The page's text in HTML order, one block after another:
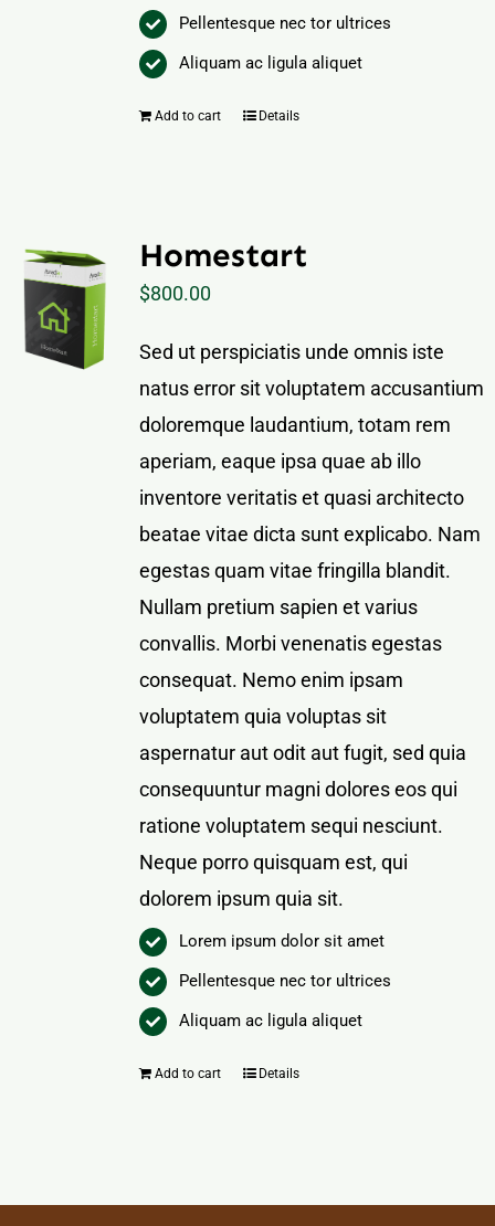
Pellentesque nec tor ultrices
Aliquam ac ligula aliquet
Add to cart Details
Homestart
$800.00
Sed ut perspiciatis unde omnis iste
natus error sit voluptatem accusantium
doloremque laudantium, totam rem
aperiam, eaque ipsa quae ab illo
inventore veritatis et quasi architecto
beatae vitae dicta sunt explicabo. Nam
egestas quam vitae fringilla blandit.
Nullam pretium sapien et varius
convallis. Morbi venenatis egestas
consequat. Nemo enim ipsam
voluptatem quia voluptas sit
aspernatur aut odit aut fugit, sed quia
consequuntur magni dolores eos qui
ratione voluptatem sequi nesciunt.
Neque porro quisquam est, qui
dolorem ipsum quia sit.
Lorem ipsum dolor sit amet
Pellentesque nec tor ultrices
Aliquam ac ligula aliquet
Add to cart Details